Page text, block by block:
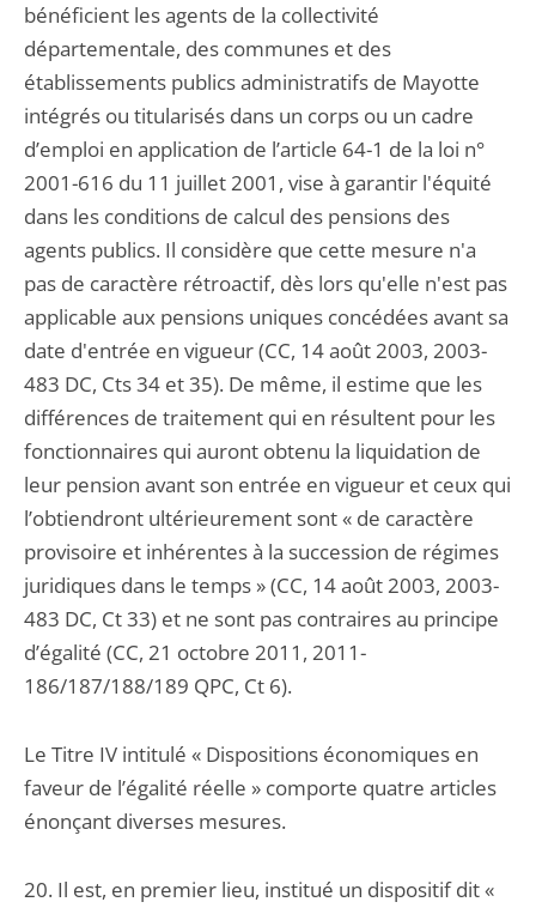
bénéficient les agents de la collectivité
départementale, des communes et des
établissements publics administratifs de Mayotte
intégrés ou titularisés dans un corps ou un cadre
d’emploi en application de l’article 64-1 de la loi n°
2001-616 du 11 juillet 2001, vise à garantir l'équité
dans les conditions de calcul des pensions des
agents publics. Il considère que cette mesure n'a
pas de caractère rétroactif, dès lors qu'elle n'est pas
applicable aux pensions uniques concédées avant sa
date d'entrée en vigueur (CC, 14 août 2003, 2003-
483 DC, Cts 34 et 35). De même, il estime que les
différences de traitement qui en résultent pour les
fonctionnaires qui auront obtenu la liquidation de
leur pension avant son entrée en vigueur et ceux qui
l’obtiendront ultérieurement sont « de caractère
provisoire et inhérentes à la succession de régimes
juridiques dans le temps » (CC, 14 août 2003, 2003-
483 DC, Ct 33) et ne sont pas contraires au principe
d’égalité (CC, 21 octobre 2011, 2011-
186/187/188/189 QPC, Ct 6).
Le Titre IV intitulé « Dispositions économiques en
faveur de l’égalité réelle » comporte quatre articles
énonçant diverses mesures.
20. Il est, en premier lieu, institué un dispositif dit «